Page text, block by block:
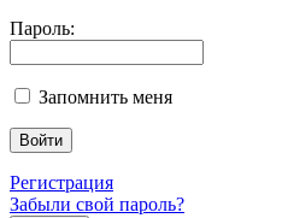
Пароль:
Запомнить меня
Регистрация
Забыли свой пароль?